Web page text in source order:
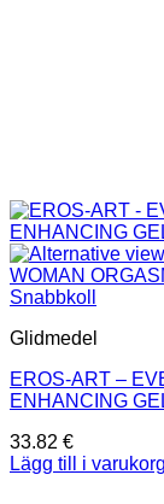
Snabbkoll
Glidmedel
EROS-ART –
ENHANCING
33.82 €
Lägg till i varukorg